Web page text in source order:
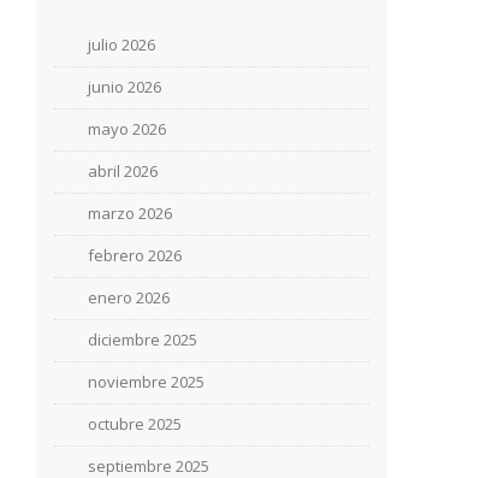
julio 2026
junio 2026
mayo 2026
abril 2026
marzo 2026
febrero 2026
enero 2026
diciembre 2025
noviembre 2025
octubre 2025
septiembre 2025